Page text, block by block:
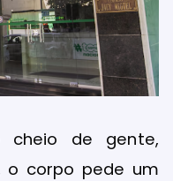
cheio de gente,
o corpo pede um